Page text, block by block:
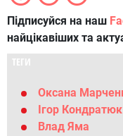
Підписуйся на наш
найцікавіших та
ТЕГИ
Оксана
Ігор Кондратюк
Влад Яма